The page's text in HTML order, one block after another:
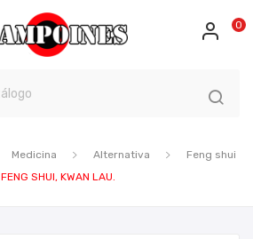
0
Medicina Alternativa
Feng shui
FENG SHUI, KWAN LAU.